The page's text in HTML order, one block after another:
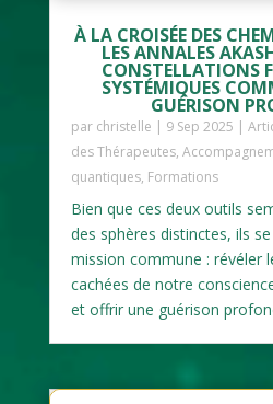
À LA CROISÉE DES
LES ANNALES
CONSTELLATIONS
SYSTÉMIQUES
GUÉRISON
par christelle | 9 Sep 2025 |
des Thérapeutes,
quantiques, Formations
Bien que ces deux outils
des sphères distinctes, ils
mission commune : révéler
cachées de notre
et offrir une guérison